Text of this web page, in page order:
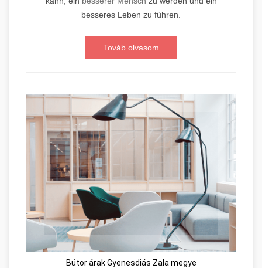
besseres Leben zu führen.
Továb olvasom
Bútor árak Gyenesdiás Zala megye